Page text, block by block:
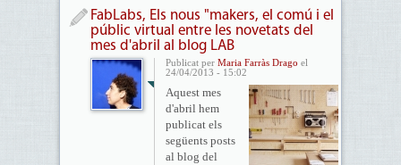
FabLabs, Els nous "makers, el comú i el
públic virtual entre les novetats del
mes d'abril al blog LAB
Publicat per Maria Farràs Drago el
24/04/2013 - 15:02
Aquest mes
d'abril hem
publicat els
següents posts
al blog del